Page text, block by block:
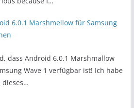
6.0.1 Marshmellow für Samsung
dass Android 6.0.1 Marshmallow
Wave 1 verfügbar ist! Ich habe
dieses…